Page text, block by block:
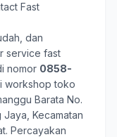
Fast
dan
service fast
nomor 0858-
workshop toko
Barata No.
Kecamatan
Percayakan